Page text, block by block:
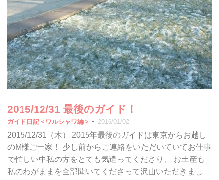
2015/12/31 最後のガイド！
ガイド日記＜ワルシャワ編＞ - 2016/01/02
2015/12/31（木） 2015年最後のガイドは東京からお越し
のM様ご一家！ 少し前からご連絡をいただいていてお仕事
で忙しい中私の方をとても気遣ってくださり、 お土産も
私のわがままを全部聞いてくださって沢山いただきまし